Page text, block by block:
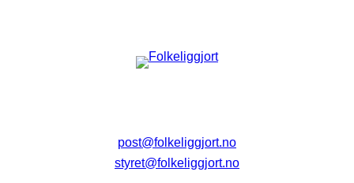
post@folkeliggjort.no
styret@folkeliggjort.no